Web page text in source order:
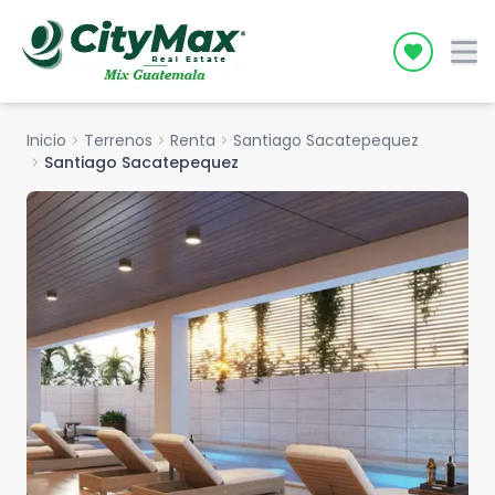
Icon
Inicio chevron_right Terrenos chevron_right Renta chevron_right Santiago Sacatepequez
chevron_right Santiago Sacatepequez